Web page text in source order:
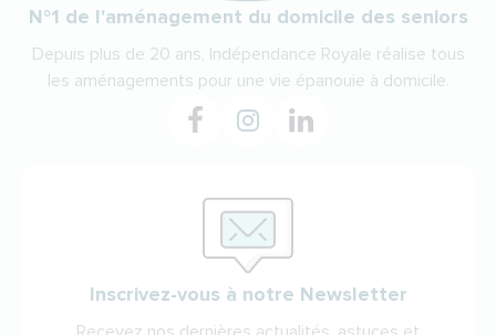
N°1 de l'aménagement du domicile des seniors
Depuis plus de 20 ans, Indépendance Royale réalise tous
les aménagements pour une vie épanouie à domicile.
Inscrivez-vous à notre Newsletter